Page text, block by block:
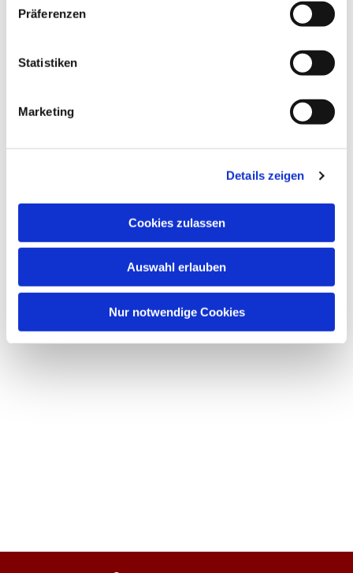
Präferenzen
Statistiken
Marketing
Details zeigen
Cookies zulassen
Auswahl erlauben
Nur notwendige Cookies